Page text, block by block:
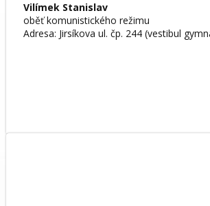
Vilímek Stanislav
oběť komunistického režimu
Adresa: Jirsíkova ul. čp. 244 (vestibul